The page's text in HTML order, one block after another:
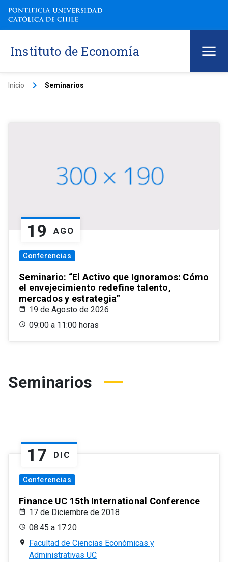
Instituto de Economía
Inicio keyboard_arrow_right Seminarios
19 AGO
Conferencias
Seminario: “El Activo que Ignoramos: Cómo
el envejecimiento redefine talento,
mercados y estrategia”
19 de Agosto de 2026
09:00 a 11:00 horas
Seminarios
17 DIC
Conferencias
Finance UC 15th International Conference
17 de Diciembre de 2018
08:45 a 17:20
Facultad de Ciencias Económicas y
Administrativas UC